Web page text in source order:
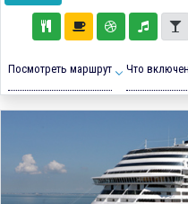
Посмотреть маршрут Что